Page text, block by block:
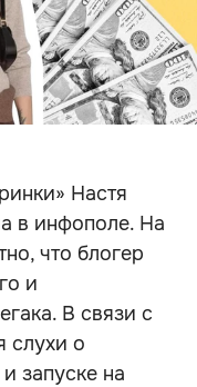
Настя
в инфополе. На
что блогер
и
В связи с
слухи о
запуске на